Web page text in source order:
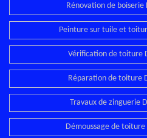
Rénovation de
Peinture sur tuile et
Vérification de toiture
Réparation de toiture
Travaux de zinguerie
Démoussage de